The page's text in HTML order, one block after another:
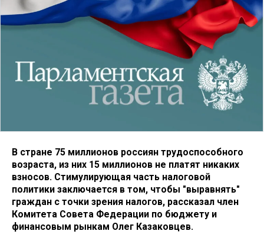
В стране 75 миллионов россиян трудоспособного
возраста, из них 15 миллионов не платят никаких
взносов. Стимулирующая часть налоговой
политики заключается в том, чтобы "выравнять"
граждан с точки зрения налогов, рассказал член
Комитета Совета Федерации по бюджету и
финансовым рынкам Олег Казаковцев.